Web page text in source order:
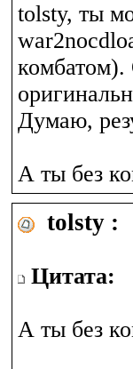
tolsty, ты
комбатом).
Думаю,
А ты без
tolsty :
Цитата:
А ты без